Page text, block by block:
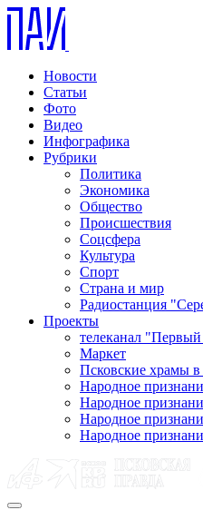
Новости
Статьи
Фото
Видео
Инфографика
Рубрики
Политика
Экономика
Общество
Происшествия
Соцсфера
Культура
Спорт
Страна и мир
Радиостанция
Проекты
телеканал
Маркет
Псковские
Народное
Народное
Народное
Народное